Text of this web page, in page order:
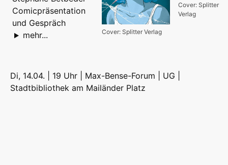
Cover: Splitter
Verlag
Cover: Splitter Verlag
Comicpräsentation
und Gespräch
mehr...
Di, 14.04. | 19 Uhr | Max-Bense-Forum | UG |
Stadtbibliothek am Mailänder Platz